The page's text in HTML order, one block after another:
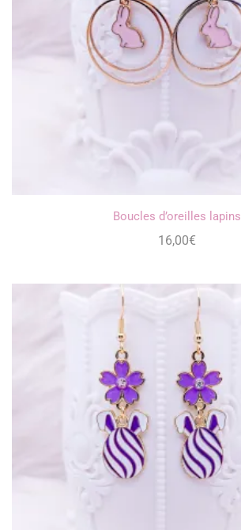
Boucles d’oreilles lapins
16,00€